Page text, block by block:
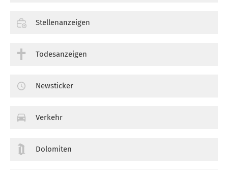
Stellenanzeigen
Todesanzeigen
Newsticker
Verkehr
Dolomiten